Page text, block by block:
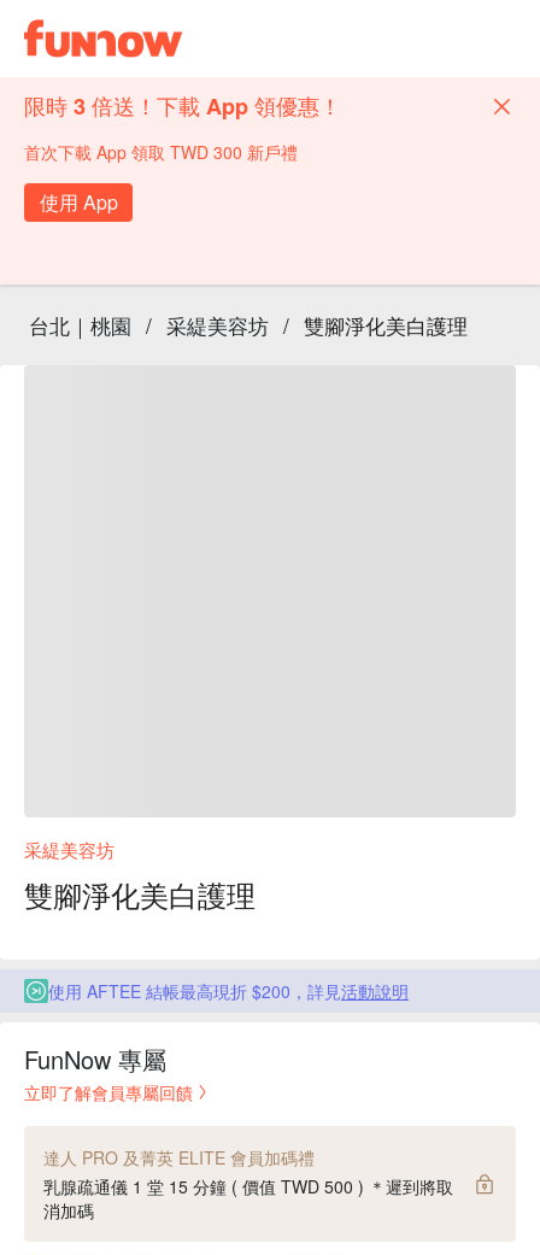
限時 3 倍送！下載 App 領優惠！
首次下載 App 領取 TWD 300 新戶禮
使用 App
台北｜桃園 / 采緹美容坊 / 雙腳淨化美白護理
采緹美容坊
雙腳淨化美白護理
使用 AFTEE 結帳最高現折 $200，詳見活動說明
FunNow 專屬
立即了解會員專屬回饋
達人 PRO 及菁英 ELITE 會員加碼禮
乳腺疏通儀 1 堂 15 分鐘 ( 價值 TWD 500 ) ＊遲到將取
消加碼